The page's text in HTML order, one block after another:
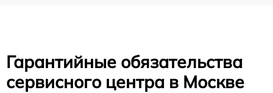
Гарантийные обязательства
сервисного центра в Москве